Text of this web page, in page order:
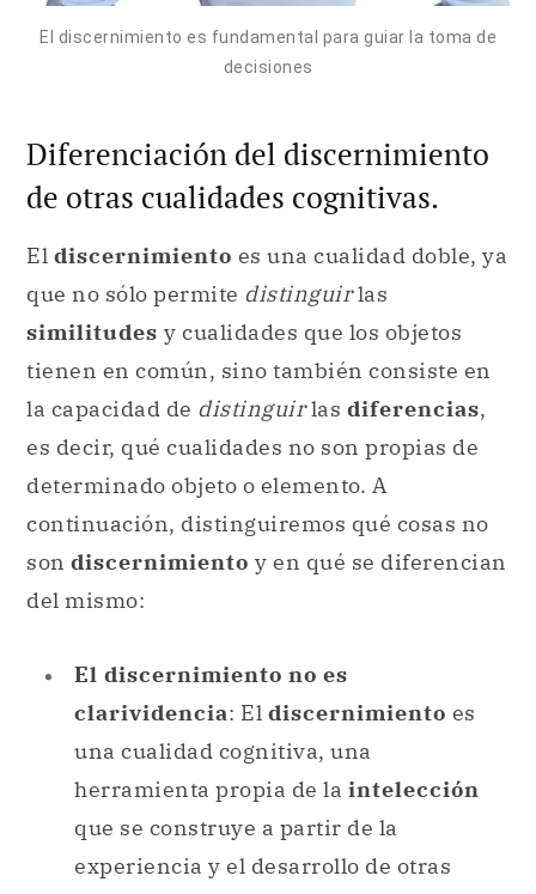
El discernimiento es fundamental para guiar la toma de
decisiones
Diferenciación del discernimiento
de otras cualidades cognitivas.
El discernimiento es una cualidad doble, ya
que no sólo permite distinguirlas
similitudes y cualidades que los objetos
tienen en común, sino también consiste en
la capacidad de distinguirlas diferencias,
es decir, qué cualidades no son propias de
determinado objeto o elemento. A
continuación, distinguiremos qué cosas no
son discernimiento y en qué se diferencian
del mismo:
El discernimiento no es
clarividencia: El discernimiento es
una cualidad cognitiva, una
herramienta propia de la intelección
que se construye a partir de la
experiencia y el desarrollo de otras